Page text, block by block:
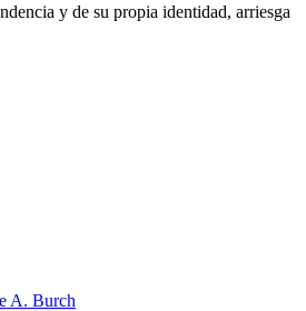
y de su propia identidad, arriesga
A. Burch